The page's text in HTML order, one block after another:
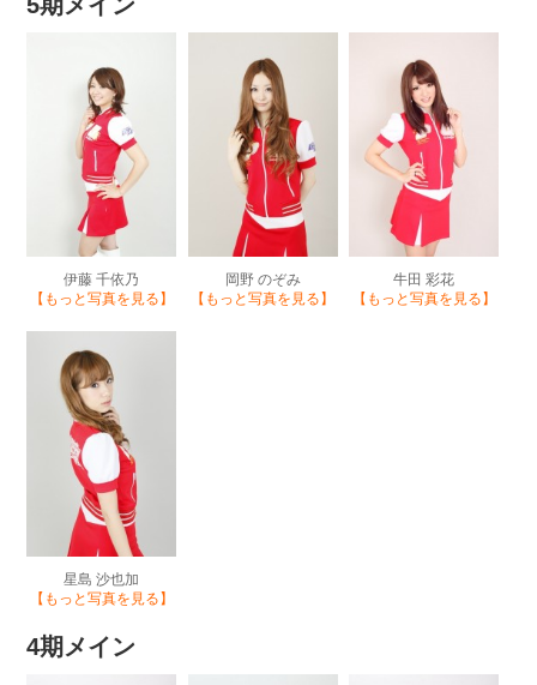
伊藤 千依乃
【もっと写真を見る】
岡野 のぞみ
【もっと写真を見る】
牛田 彩花
【もっと写真を見る】
星島 沙也加
【もっと写真を見る】
4期メイン